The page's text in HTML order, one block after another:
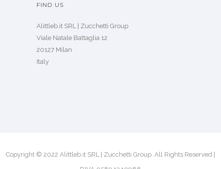
FIND US
Alittleb.it SRL | Zucchetti Group
Viale Natale Battaglia 12
20127 Milan
Italy
Copyright © 2022 Alittleb.it SRL | Zucchetti Group. All Rights Reserved |